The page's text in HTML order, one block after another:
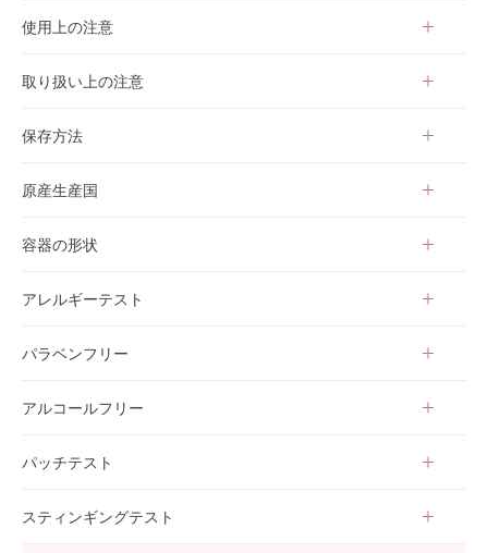
るように伸ばしながら、やさしくなで洗いし、十分にすすいでく
使用上の注意
・使用中や使用後に直射日光で赤み、はれ、かゆみ、刺激、色抜
止し、皮膚科専門医等へご相談ください。
さい。
・目に入った場合は、すぐに水で洗い流してください。
取り扱い上の注意
は香りや色が若干異なる場合がありますが、品質には問題ござい
・製品の特性上、保存条件により外観に変化が生じる場合があり
保存方法
・高温多湿、直射日光を避け、涼しい場所に保存してください。
原産生産国
容器の形状
アレルギーテスト
パラベンフリー
アルコールフリー
パッチテスト
スティンギングテスト